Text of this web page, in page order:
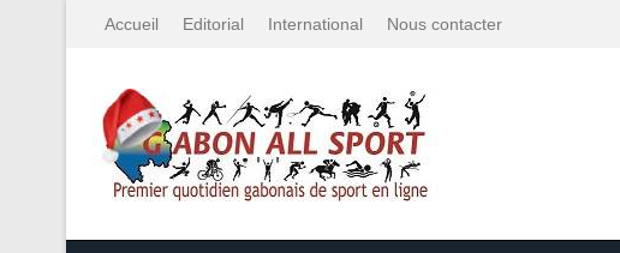
Accueil Editorial International Nous contacter